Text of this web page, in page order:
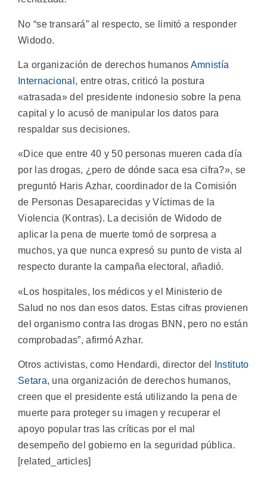
No “se transará” al respecto, se limitó a responder
Widodo.
La organización de derechos humanos Amnistía
Internacional , entre otras, criticó la postura
«atrasada» del presidente indonesio sobre la pena
capital y lo acusó de manipular los datos para
respaldar sus decisiones.
«Dice que entre 40 y 50 personas mueren cada día
por las drogas, ¿pero de dónde saca esa cifra?», se
preguntó Haris Azhar, coordinador de la Comisión
de Personas Desaparecidas y Víctimas de la
Violencia (Kontras). La decisión de Widodo de
aplicar la pena de muerte tomó de sorpresa a
muchos, ya que nunca expresó su punto de vista al
respecto durante la campaña electoral, añadió.
«Los hospitales, los médicos y el Ministerio de
Salud no nos dan esos datos. Estas cifras provienen
del organismo contra las drogas BNN, pero no están
comprobadas”, afirmó Azhar.
Otros activistas, como Hendardi, director del
Instituto
Setara, una organización de derechos humanos,
creen que el presidente está utilizando la pena de
muerte para proteger su imagen y recuperar el
apoyo popular tras las críticas por el mal
desempeño del gobierno en la seguridad pública.
[related_articles]